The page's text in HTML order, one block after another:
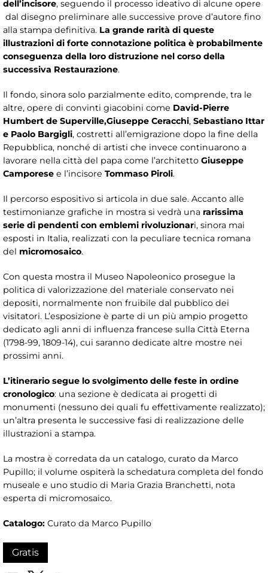
dell’incisore, seguendo il processo ideativo di alcune opere
dal disegno preliminare alle successive prove d’autore fino
alla stampa definitiva. La grande rarità di queste
illustrazioni di forte connotazione politica è probabilmente
conseguenza della loro distruzione nel corso della
successiva Restaurazione.
Il fondo, sinora solo parzialmente edito, comprende, tra le
altre, opere di convinti giacobini come David-Pierre
Humbert de Superville,Giuseppe Ceracchi, Sebastiano Ittar
e Paolo Bargigli, costretti all’emigrazione dopo la fine della
Repubblica, nonché di artisti che invece continuarono a
lavorare nella città del papa come l’architetto Giuseppe
Camporese e l’incisore Tommaso Piroli.
Il percorso espositivo si articola in due sale. Accanto alle
testimonianze grafiche in mostra si vedrà una rarissima
serie di pendenti con emblemi rivoluzionari, sinora mai
esposti in Italia, realizzati con la peculiare tecnica romana
del micromosaico.
Con questa mostra il Museo Napoleonico prosegue la
politica di valorizzazione del materiale conservato nei
depositi, normalmente non fruibile dal pubblico dei
visitatori. L’esposizione è parte di un più ampio progetto
dedicato agli anni di influenza francese sulla Città Eterna
(1798-99, 1809-14), cui saranno dedicate altre mostre nei
prossimi anni.
L’itinerario segue lo svolgimento delle feste in ordine
cronologico: una sezione è dedicata ai progetti di
monumenti (nessuno dei quali fu effettivamente realizzato);
un’altra presenta le successive fasi di realizzazione delle
illustrazioni a stampa.
La mostra è corredata da un catalogo, curato da Marco
Pupillo; il volume ospiterà la schedatura completa del fondo
museale e uno studio di Maria Grazia Branchetti, nota
esperta di micromosaico.
Catalogo: Curato da Marco Pupillo
Gratis